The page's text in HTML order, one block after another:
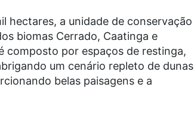
hectares, a unidade de conservação
biomas Cerrado, Caatinga e
composto por espaços de restinga,
um cenário repleto de dunas
belas paisagens e a